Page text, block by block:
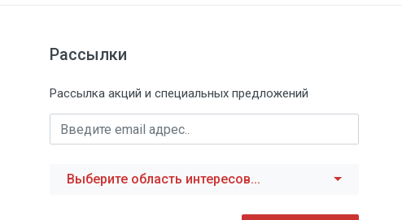
Рассылки
Рассылка акций и специальных предложений
Выберите область интересов...